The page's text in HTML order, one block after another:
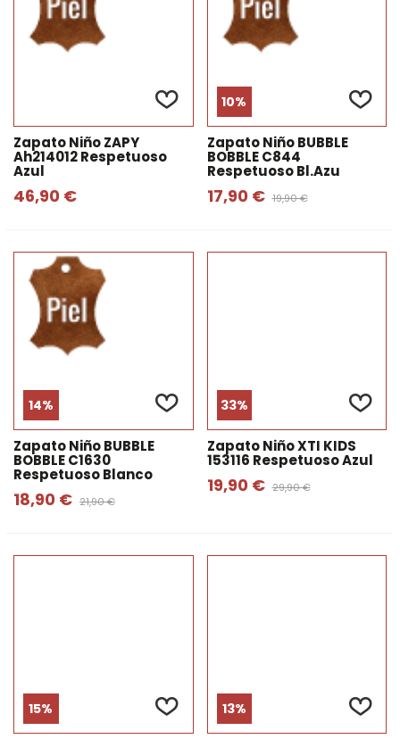
Zapato Niño ZAPY
Ah214012 Respetuoso
Azul
46,90 €
10%
Zapato Niño BUBBLE
BOBBLE C844
Respetuoso Bl.azu
17,90 € 19,90 €
14%
Zapato Niño BUBBLE
BOBBLE C1630
Respetuoso Blanco
18,90 € 21,90 €
33%
Zapato Niño XTI KIDS
153116 Respetuoso Azul
19,90 € 29,90 €
15% 13%